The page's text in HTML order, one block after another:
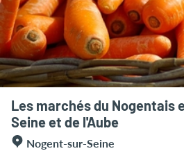
Les marchés du Nogentais
Seine et de l'Aube
Nogent-sur-Seine